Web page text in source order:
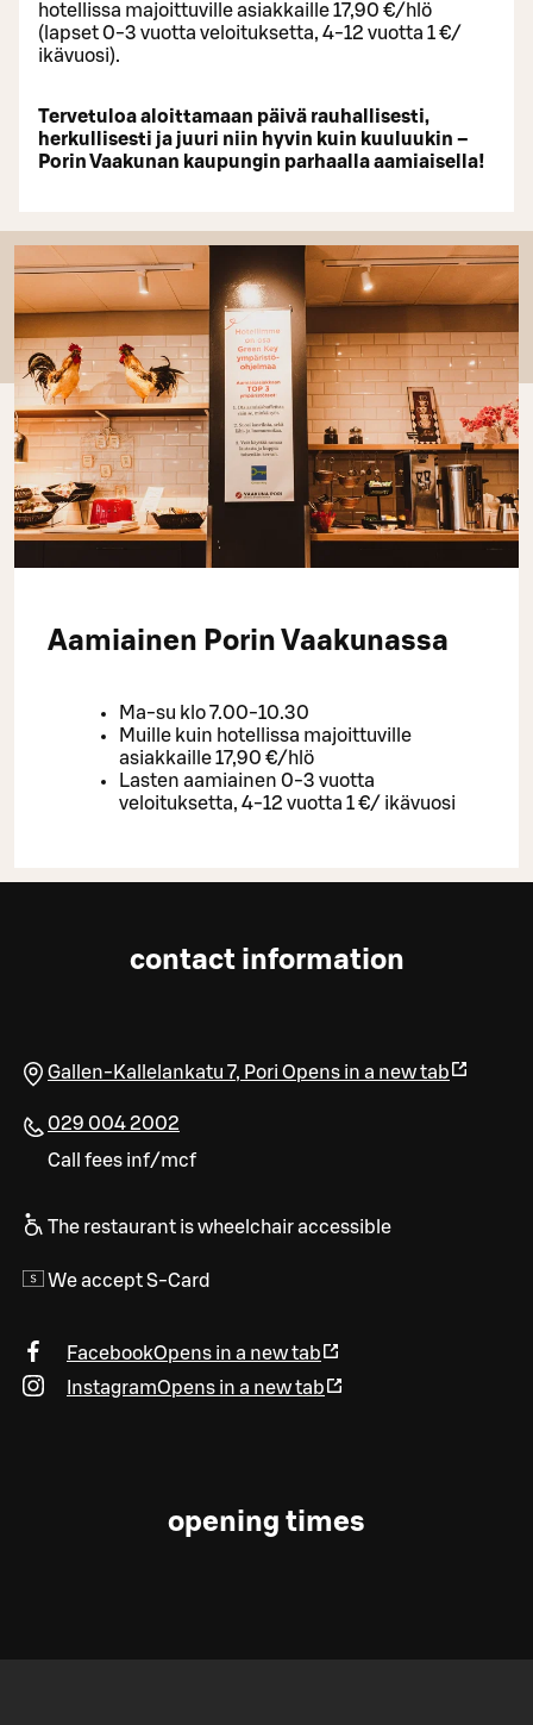
hotellissa majoittuville asiakkaille 17,90 €/hlö
(lapset 0-3 vuotta veloituksetta, 4-12 vuotta 1 €/
ikävuosi).
Tervetuloa aloittamaan päivä rauhallisesti,
herkullisesti ja juuri niin hyvin kuin kuuluukin –
Porin Vaakunan kaupungin parhaalla aamiaisella!
Aamiainen Porin Vaakunassa
Ma-su klo 7.00-10.30
Muille kuin hotellissa majoittuville
asiakkaille 17,90 €/hlö
Lasten aamiainen 0-3 vuotta
veloituksetta, 4-12 vuotta 1 €/ ikävuosi
contact information
Gallen-Kallelankatu 7, Pori Opens in a new tab
029 004 2002
Call fees inf/mcf
The restaurant is wheelchair accessible
We accept S-Card
FacebookOpens in a new tab
InstagramOpens in a new tab
opening times